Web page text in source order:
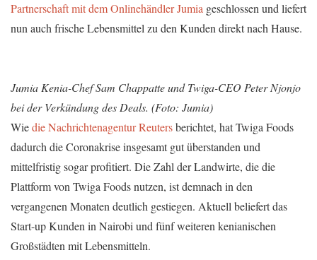
Partnerschaft mit dem Onlinehändler Jumia geschlossen und liefert
nun auch frische Lebensmittel zu den Kunden direkt nach Hause.
Jumia Kenia-Chef Sam Chappatteund Twiga-CEO Peter Njonjo
bei der Verkündung des Deals. (Foto: Jumia)
Wiedie Nachrichtenagentur Reutersberichtet, hat Twiga Foods
dadurch die Coronakrise insgesamt gut überstanden und
mittelfristig sogar profitiert. Die Zahl der Landwirte, die die
Plattform von Twiga Foods nutzen, ist demnach in den
vergangenen Monaten deutlich gestiegen. Aktuell beliefert das
Start-up Kunden in Nairobi und fünf weiteren kenianischen
Großstädten mit Lebensmitteln.